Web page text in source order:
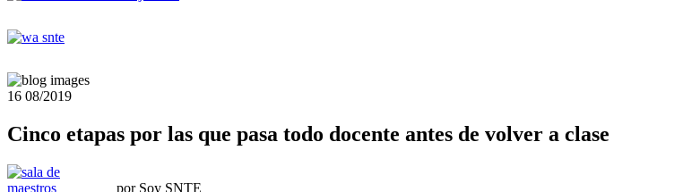
16 08/2019
Cinco etapas por las que pasa todo docente antes de volver a clase
por Soy SNTE